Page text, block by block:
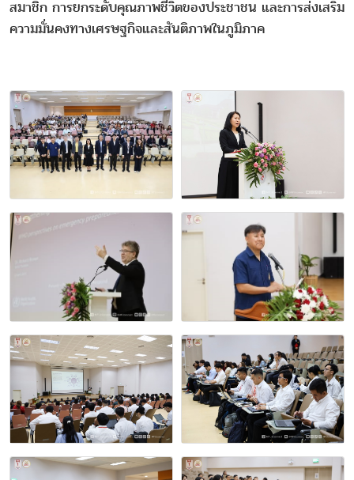
สมาชิก การยกระดับคุณภาพชีวิตของประชาชน และการส่งเสริม
ความมั่นคงทางเศรษฐกิจและสันติภาพในภูมิภาค